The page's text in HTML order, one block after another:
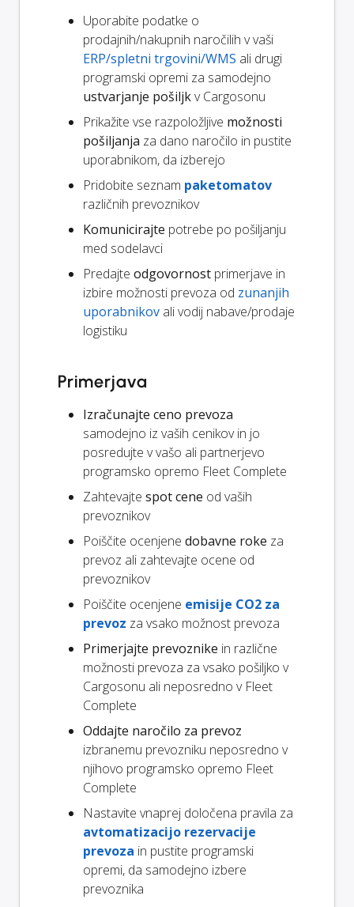
Uporabite podatke o
prodajnih/nakupnih naročilih v vaši
ERP/spletni trgovini/WMS ali drugi
programski opremi za samodejno
ustvarjanje pošiljkv Cargosonu
Prikažite vse razpoložljive možnosti
pošiljanja za dano naročilo in pustite
uporabnikom, da izberejo
Pridobite seznam paketomatov
različnih prevoznikov
Komunicirajte potrebe po pošiljanju
med sodelavci
Predajte odgovornost primerjave in
izbire možnosti prevoza od zunanjih
uporabnikov ali vodij nabave/prodaje
logistiku
Primerjava
Izračunajte ceno prevoza
samodejno iz vaših cenikov in jo
posredujte v vašo ali partnerjevo
programsko opremo Fleet Complete
Zahtevajte spot cene od vaših
prevoznikov
Poiščite ocenjene dobavne roke za
prevoz ali zahtevajte ocene od
prevoznikov
Poiščite ocenjene emisije CO2 za
prevoz za vsako možnost prevoza
Primerjajte prevoznike in različne
možnosti prevoza za vsako pošiljko v
Cargosonu ali neposredno v Fleet
Complete
Oddajte naročilo za prevoz
izbranemu prevozniku neposredno v
njihovo programsko opremo Fleet
Complete
Nastavite vnaprej določena pravila za
avtomatizacijo rezervacije
prevoza in pustite programski
opremi, da samodejno izbere
prevoznika